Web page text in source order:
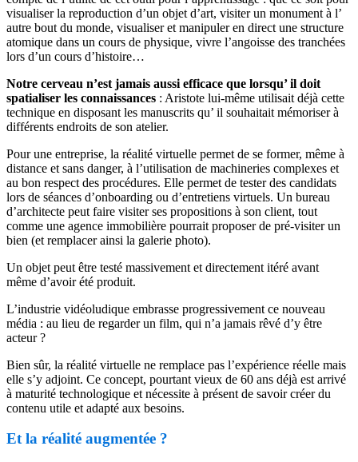
visualiser la reproduction d’un objet d’art, visiter un monument à l’
autre bout du monde, visualiser et manipuler en direct une structure
atomique dans un cours de physique, vivre l’angoisse des tranchées
lors d’un cours d’histoire…
Notre cerveau n’est jamais aussi efficace que lorsqu’ il doit
spatialiser les connaissances : Aristote lui-même utilisait déjà cette
technique en disposant les manuscrits qu’ il souhaitait mémoriser à
différents endroits de son atelier.
Pour une entreprise, la réalité virtuelle permet de se former, même à
distance et sans danger, à l’utilisation de machineries complexes et
au bon respect des procédures. Elle permet de tester des candidats
lors de séances d’onboarding ou d’entretiens virtuels. Un bureau
d’architecte peut faire visiter ses propositions à son client, tout
comme une agence immobilière pourrait proposer de pré-visiter un
bien (et remplacer ainsi la galerie photo).
Un objet peut être testé massivement et directement itéré avant
même d’avoir été produit.
L’industrie vidéoludique embrasse progressivement ce nouveau
média : au lieu de regarder un film, qui n’a jamais rêvé d’y être
acteur ?
Bien sûr, la réalité virtuelle ne remplace pas l’expérience réelle mais
elle s’y adjoint. Ce concept, pourtant vieux de 60 ans déjà est arrivé
à maturité technologique et nécessite à présent de savoir créer du
contenu utile et adapté aux besoins.
Et la réalité augmentée ?